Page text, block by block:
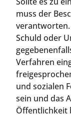
muss der
Schuld oder
Verfahren
und sozialen
sein und das
Öffentlichkeit